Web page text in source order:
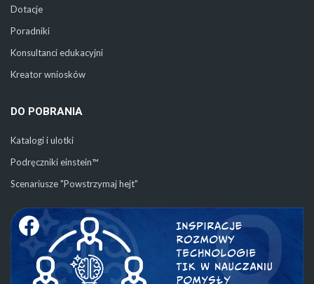
Dotacje
Poradniki
Konsultanci edukacyjni
Kreator wniosków
DO POBRANIA
Katalogi i ulotki
Podręczniki einstein™
Scenariusze "Powstrzymaj hejt"